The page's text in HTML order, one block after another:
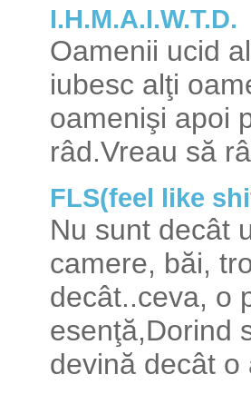
I.H.M.A.I.W.T.D.
Oamenii ucid
iubesc alţi
oamenişi apoi
râd.Vreau să
FLS(feel like
Nu sunt decât
camere, băi,
decât..ceva, o
esenţă,Dorind
devină decât